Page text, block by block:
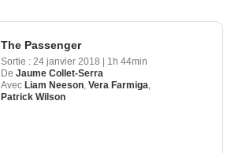
The Passenger
Sortie : 24 janvier 2018 | 1h 44min
De Jaume Collet-Serra
Avec Liam Neeson, Vera Farmiga,
Patrick Wilson